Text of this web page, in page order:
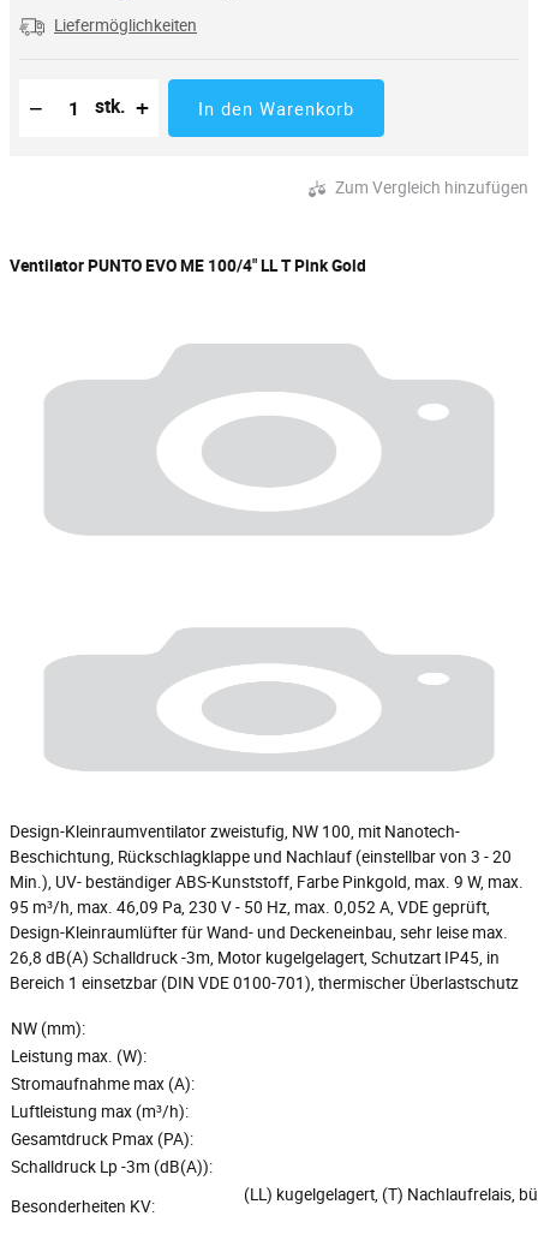
Liefermöglichkeiten
−
Reduzierung der Menge
Anzahl der Stücke
stk. + In den Warenkorb
Zum Vergleich hinzufügen
Ventilator PUNTO EVO ME 100/4" LL T Pink Gold
Design-Kleinraumventilator zweistufig, NW 100, mit Nanotech-
Beschichtung, Rückschlagklappe und Nachlauf (einstellbar von 3 - 20
Min.), UV- beständiger ABS-Kunststoff, Farbe Pinkgold, max. 9 W, max.
95 m³/h, max. 46,09 Pa, 230 V - 50 Hz, max. 0,052 A, VDE geprüft,
Design-Kleinraumlüfter für Wand- und Deckeneinbau, sehr leise max.
26,8 dB(A) Schalldruck -3m, Motor kugelgelagert, Schutzart IP45, in
Bereich 1 einsetzbar (DIN VDE 0100-701), thermischer Überlastschutz
NW (mm):
Leistung max. (W):
Stromaufnahme max (A):
Luftleistung max (m³/h):
Gesamtdruck Pmax (PA):
Schalldruck Lp -3m (dB(A)):
Besonderheiten KV:
(LL) kugelgelagert, (T) Nachlaufrelais,